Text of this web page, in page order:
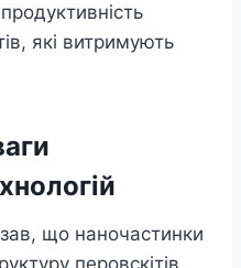
які витримують
що наночастинки